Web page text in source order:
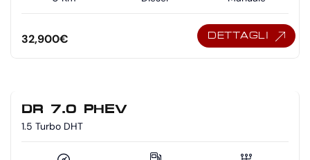
32,900€ DETTAGLI
DR 7.0 PHEV
1.5 Turbo DHT